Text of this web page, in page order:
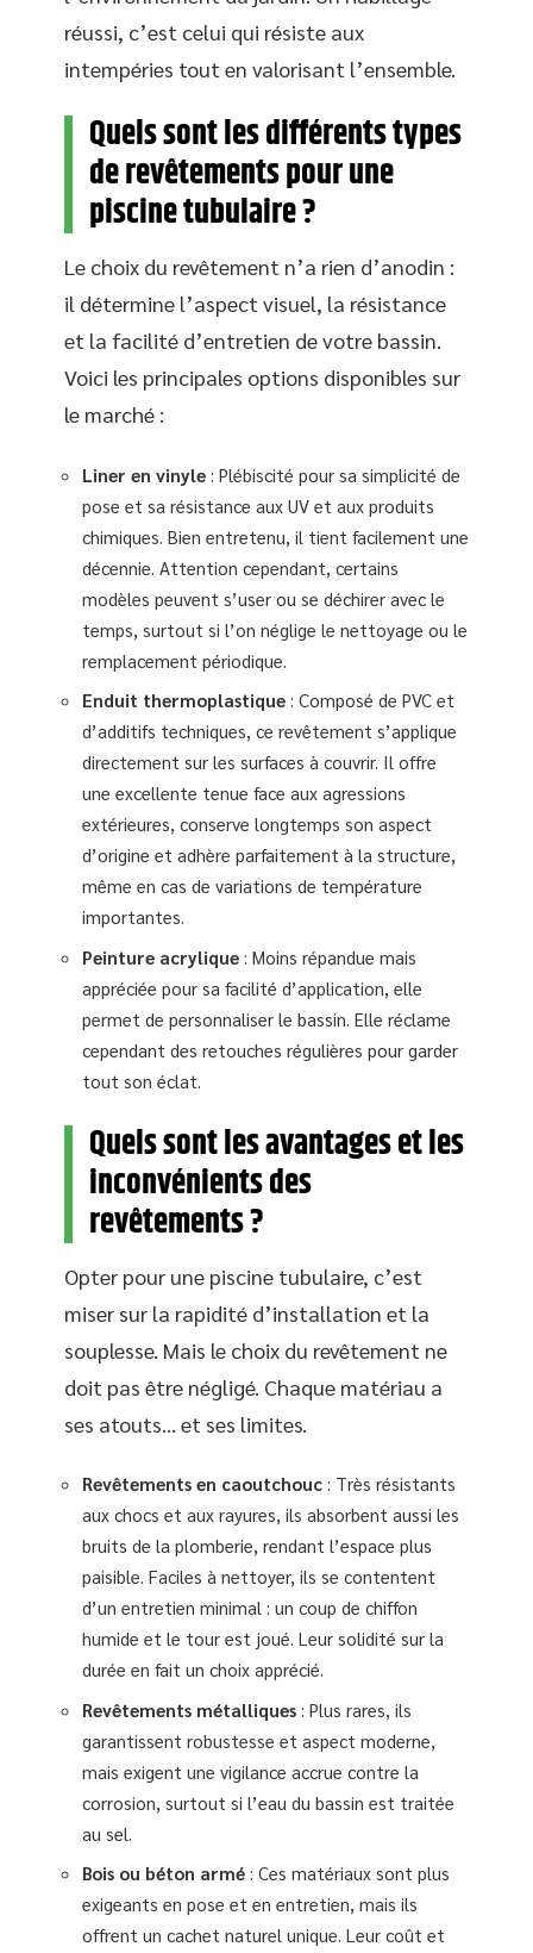
réussi, c’est celui qui résiste aux
intempéries tout en valorisant l’ensemble.
Quels sont les différents types
de revêtements pour une
piscine tubulaire ?
Le choix du revêtement n’a rien d’anodin :
il détermine l’aspect visuel, la résistance
et la facilité d’entretien de votre bassin.
Voici les principales options disponibles sur
le marché :
Liner en vinyle : Plébiscité pour sa simplicité de
pose et sa résistance aux UV et aux produits
chimiques. Bien entretenu, il tient facilement une
décennie. Attention cependant, certains
modèles peuvent s’user ou se déchirer avec le
temps, surtout si l’on néglige le nettoyage ou le
remplacement périodique.
Enduit thermoplastique : Composé de PVC et
d’additifs techniques, ce revêtement s’applique
directement sur les surfaces à couvrir. Il offre
une excellente tenue face aux agressions
extérieures, conserve longtemps son aspect
d’origine et adhère parfaitement à la structure,
même en cas de variations de température
importantes.
Peinture acrylique : Moins répandue mais
appréciée pour sa facilité d’application, elle
permet de personnaliser le bassin. Elle réclame
cependant des retouches régulières pour garder
tout son éclat.
Quels sont les avantages et les
inconvénients des
revêtements ?
Opter pour une piscine tubulaire, c’est
miser sur la rapidité d’installation et la
souplesse. Mais le choix du revêtement ne
doit pas être négligé. Chaque matériau a
ses atouts… et ses limites.
Revêtements en caoutchouc : Très résistants
aux chocs et aux rayures, ils absorbent aussi les
bruits de la plomberie, rendant l’espace plus
paisible. Faciles à nettoyer, ils se contentent
d’un entretien minimal : un coup de chiffon
humide et le tour est joué. Leur solidité sur la
durée en fait un choix apprécié.
Revêtements métalliques : Plus rares, ils
garantissent robustesse et aspect moderne,
mais exigent une vigilance accrue contre la
corrosion, surtout si l’eau du bassin est traitée
au sel.
Bois ou béton armé : Ces matériaux sont plus
exigeants en pose et en entretien, mais ils
offrent un cachet naturel unique. Leur coût et